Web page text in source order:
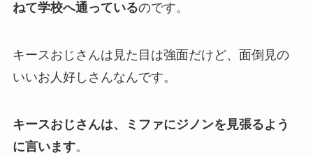
ねて学校へ通っているのです。
キースおじさんは見た目は強面だけど、面倒見の
いいお人好しさんなんです。
キースおじさんは、ミファにジノンを見張るよう
に言います。